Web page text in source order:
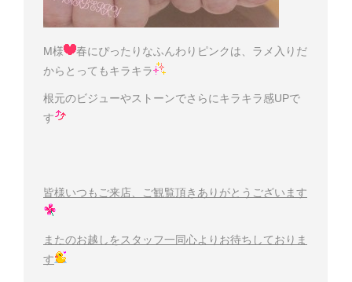
M様
春にぴったりなふんわりピンクは、ラメ入りだ
からとってもキラキラ
根元のビジューやストーンでさらにキラキラ感UPで
す
皆様いつもご来店、ご観覧頂きありがとうございます
またのお越しをスタッフ一同心よりお待ちしておりま
す